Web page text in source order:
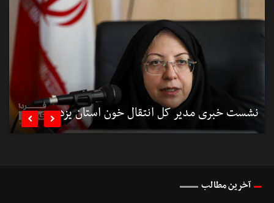
نشست خبری مدیر کل انتقال خون استان یزد  
آخرین مطالب